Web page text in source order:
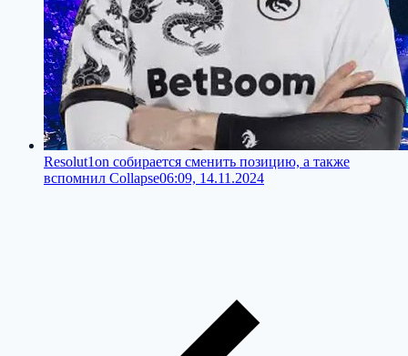
Resolut1on собирается сменить позицию, а также
вспомнил Collapse06:09, 14.11.2024